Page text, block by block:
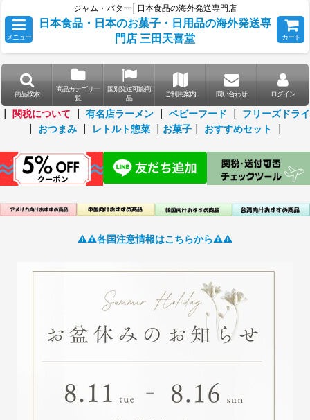
ジャム・バター│日本食品の海外発送専門店
メニュー
日本食品・日本のお菓子・日用品の海外発送専
門店 三田天喜堂
カート
商品検索
商品カテゴリ一
覧
国別発送可能商
品
ご利用案内 問い合わせ ログイン
関税について 有名店ラーメン ベビーフード
フリーズドライ
おつまみ レトルト惣菜 お菓子 おすすめセット
⚠️⚠️各国注意情報はこちらから⚠️⚠️